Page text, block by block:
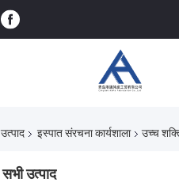
उत्पाद इस्पात संरचना कार्यशाला उच्च
सभी उत्पाद